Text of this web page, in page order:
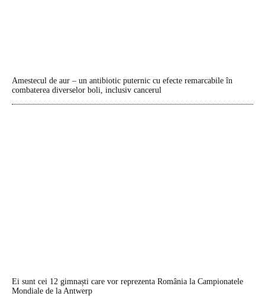
Amestecul de aur – un antibiotic puternic cu efecte remarcabile în
combaterea diverselor boli, inclusiv cancerul
Ei sunt cei 12 gimnaști care vor reprezenta România la Campionatele
Mondiale de la Antwerp